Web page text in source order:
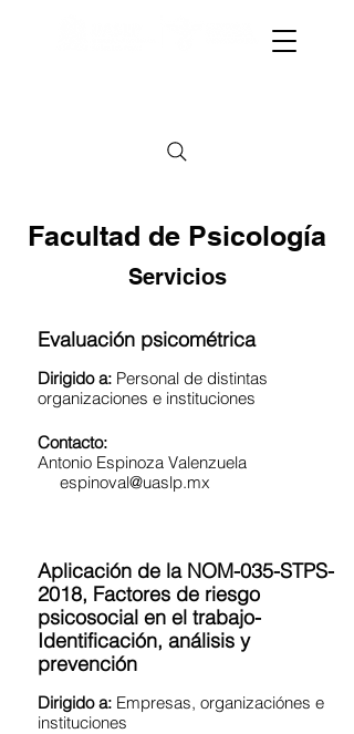
Facultad de Psicología
Servicios
Evaluación psicométrica
Dirigido a: Personal de distintas
organizaciones e instituciones
Contacto:
Antonio Espinoza Valenzuela
espinoval@uaslp.mx
Aplicación de la NOM-035-STPS-
2018, Factores de riesgo
psicosocial en el trabajo-
Identificación, análisis y
prevención
Dirigido a: Empresas, organizaciónes e
instituciones